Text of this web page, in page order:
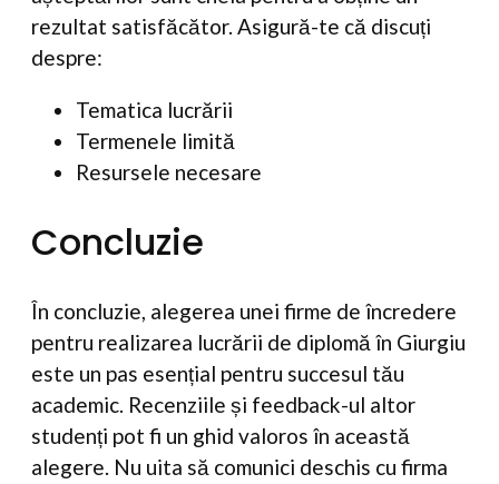
rezultat satisfăcător. Asigură-te că discuți
despre:
Tematica lucrării
Termenele limită
Resursele necesare
Concluzie
În concluzie, alegerea unei firme de încredere
pentru realizarea lucrării de diplomă în Giurgiu
este un pas esențial pentru succesul tău
academic. Recenziile și feedback-ul altor
studenți pot fi un ghid valoros în această
alegere. Nu uita să comunici deschis cu firma